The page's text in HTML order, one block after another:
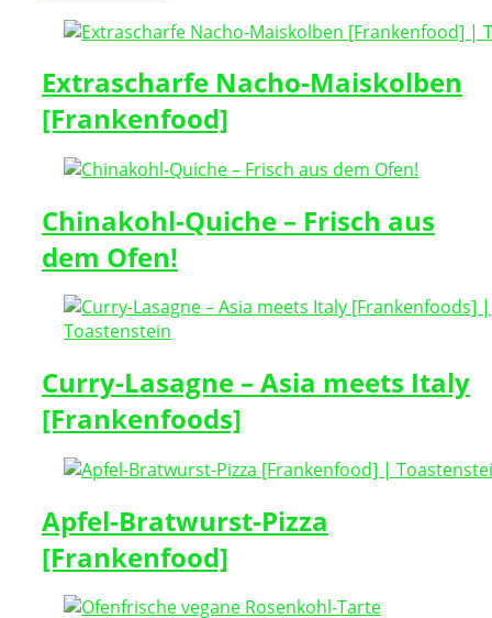
Extrascharfe Nacho-Maiskolben
[Frankenfood]
Chinakohl-Quiche – Frisch aus
dem Ofen!
Curry-Lasagne – Asia meets Italy
[Frankenfoods]
Apfel-Bratwurst-Pizza
[Frankenfood]